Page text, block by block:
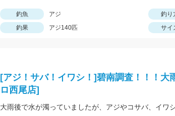
釣魚
アジ 釣り
釣果
アジ140匹 サイ
[アジ！サバ！イワシ！]碧南調査！！！大
ロ西尾店]
大雨後で水が濁っていましたが、アジやコサバ、イワ